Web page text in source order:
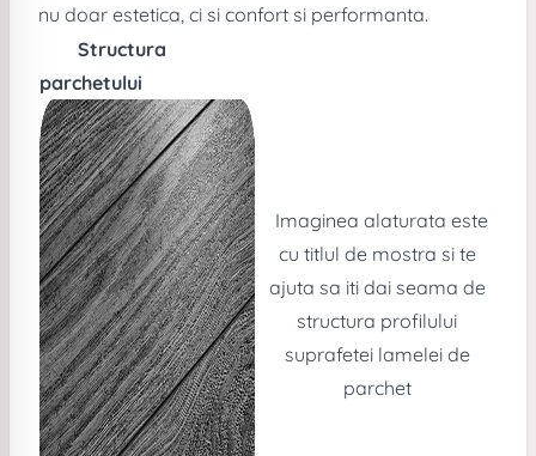
nu doar estetica, ci si confort si performanta.
Structura
parchetului
Imaginea alaturata este
cu titlul de mostra si te
ajuta sa iti dai seama de
structura profilului
suprafetei lamelei de
parchet